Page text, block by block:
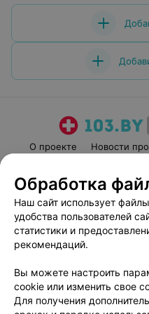
О проекте Новости
Пользовательское
Вакансии
Написать
Обработка
Обработка
Наш сайт использует
удобства пользователей
статистики и
рекомендаций.
Вы можете настроить
cookie или изменить свое
Для получения